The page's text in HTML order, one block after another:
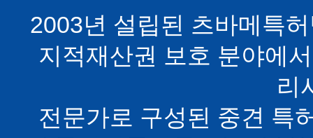
2003년 설립된 츠바메특
지적재산권 보호 분야에
리
전문가로 구성된 중견 특